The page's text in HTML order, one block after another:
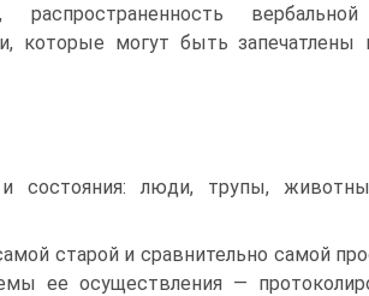
распространенность
которые могут быть запечатлены
и состояния: люди, трупы,
старой и сравнительно самой
ее осуществления —